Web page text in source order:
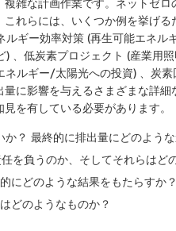
れらには、いくつか例を挙げ
ギー効率対策 (再生可能エネル
、低炭素プロジェクト (産業用
ルギー/太陽光への投資) 、炭
に影響を与えるさまざまな詳
を有している必要があります。
？ 最終的に排出量にどのよう
を負うのか、そしてそれらはど
にどのような結果をもたらすか？
どのようなものか？